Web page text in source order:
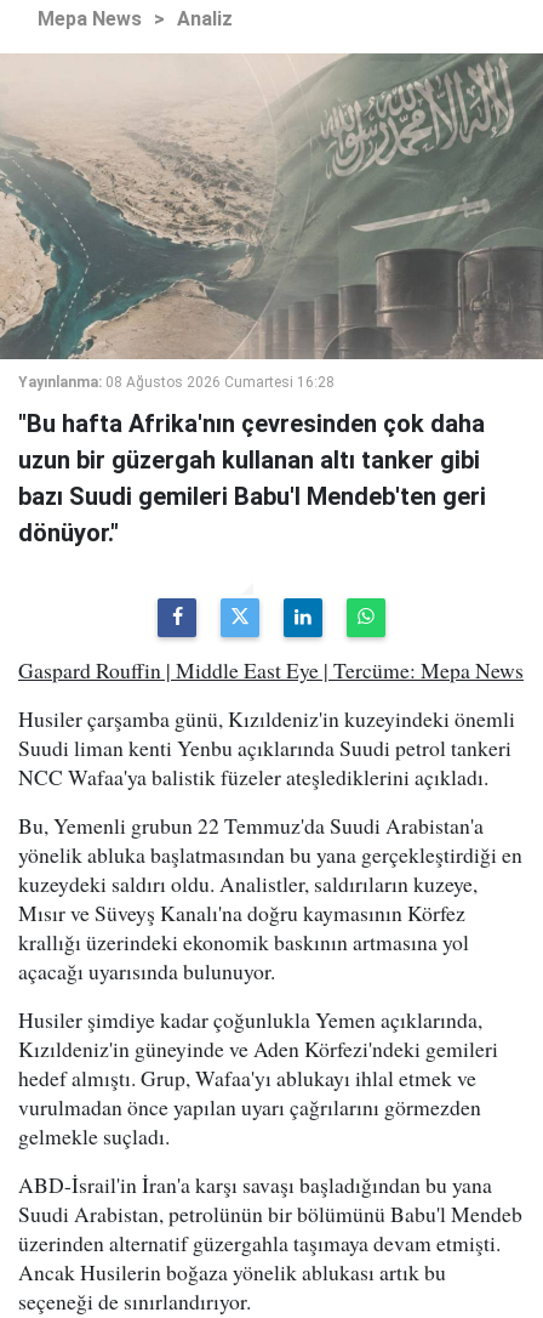
Mepa News > Analiz
Yayınlanma: 08 Ağustos 2026 Cumartesi 16:28
"Bu hafta Afrika'nın çevresinden çok daha
uzun bir güzergah kullanan altı tanker gibi
bazı Suudi gemileri Babu'l Mendeb'ten geri
dönüyor."
Gaspard Rouffin | Middle East Eye | Tercüme: Mepa News
Husiler çarşamba günü, Kızıldeniz'in kuzeyindeki önemli
Suudi liman kenti Yenbu açıklarında Suudi petrol tankeri
NCC Wafaa'ya balistik füzeler ateşlediklerini açıkladı.
Bu, Yemenli grubun 22 Temmuz'da Suudi Arabistan'a
yönelik abluka başlatmasından bu yana gerçekleştirdiği en
kuzeydeki saldırı oldu. Analistler, saldırıların kuzeye,
Mısır ve Süveyş Kanalı'na doğru kaymasının Körfez
krallığı üzerindeki ekonomik baskının artmasına yol
açacağı uyarısında bulunuyor.
Husiler şimdiye kadar çoğunlukla Yemen açıklarında,
Kızıldeniz'in güneyinde ve Aden Körfezi'ndeki gemileri
hedef almıştı. Grup, Wafaa'yı ablukayı ihlal etmek ve
vurulmadan önce yapılan uyarı çağrılarını görmezden
gelmekle suçladı.
ABD-İsrail'in İran'a karşı savaşı başladığından bu yana
Suudi Arabistan, petrolünün bir bölümünü Babu'l Mendeb
üzerinden alternatif güzergahla taşımaya devam etmişti.
Ancak Husilerin boğaza yönelik ablukası artık bu
seçeneği de sınırlandırıyor.